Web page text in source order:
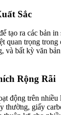
Sắc
tạo ra các bản in
quan trọng trong
và bất kỳ văn
Rộng Rãi
động trên nhiều
thường, giấy